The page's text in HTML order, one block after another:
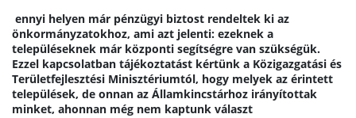
önkormányzatokhoz, ami azt jelenti: ezeknek a
településeknek már központi segítségre van szükségük.
Ezzel kapcsolatban tájékoztatást kértünk a Közigazgatási és
Területfejlesztési Minisztériumtól, hogy melyek az érintett
települések, de onnan az Államkincstárhoz irányítottak
minket, ahonnan még nem kaptunk választ